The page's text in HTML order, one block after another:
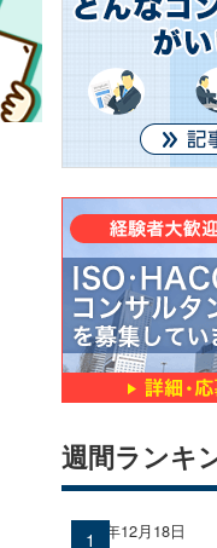
週間ランキ
2024年12月18日